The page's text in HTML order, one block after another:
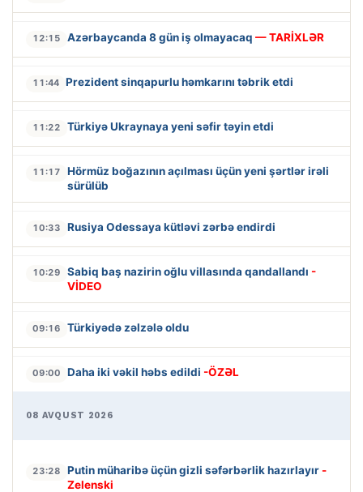
12:15 Azərbaycanda 8 gün iş olmayacaq — TARİXLƏR
11:44 Prezident sinqapurlu həmkarını təbrik etdi
11:22 Türkiyə Ukraynaya yeni səfir təyin etdi
11:17
Hörmüz boğazının açılması üçün yeni şərtlər irəli
sürülüb
10:33 Rusiya Odessaya kütləvi zərbə endirdi
10:29 Sabiq baş nazirin oğlu villasında qandallandı -
VİDEO
09:16 Türkiyədə zəlzələ oldu
09:00 Daha iki vəkil həbs edildi -ÖZƏL
08 AVQUST 2026
23:28 Putin müharibə üçün gizli səfərbərlik hazırlayır -
Zelenski